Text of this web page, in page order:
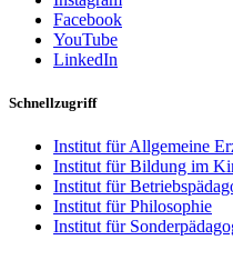
Facebook
YouTube
LinkedIn
Schnellzugriff
Institut für Allgemeine
Institut für Bildung im
Institut für
Institut für Philosophie
Institut für